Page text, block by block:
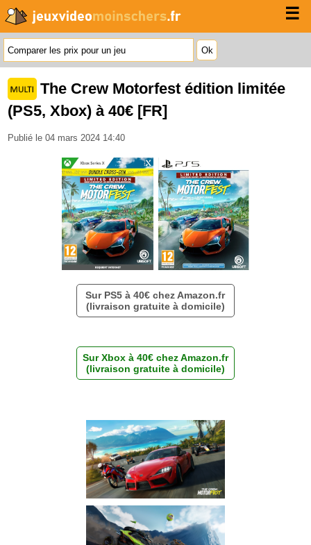
☰
The Crew Motorfest édition limitée
(PS5, Xbox) à 40€ [FR]
Publié le 04 mars 2024 14:40
Sur PS5 à 40€ chez Amazon.fr
(livraison gratuite à domicile)
Sur Xbox à 40€ chez Amazon.fr
(livraison gratuite à domicile)